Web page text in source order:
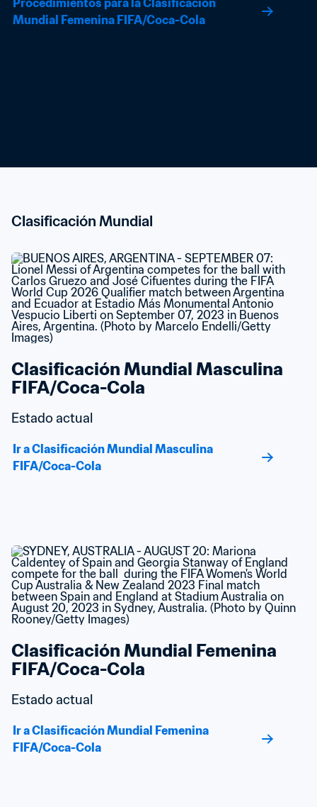
Procedimientos para la Clasificación
Mundial Femenina FIFA/Coca-Cola
Clasificación Mundial
Clasificación Mundial Masculina
FIFA/Coca-Cola
Estado actual
Ir a Clasificación Mundial Masculina
FIFA/Coca-Cola
Clasificación Mundial Femenina
FIFA/Coca-Cola
Estado actual
Ir a Clasificación Mundial Femenina
FIFA/Coca-Cola